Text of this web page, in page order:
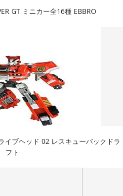
GT ミニカー全16種 EBBRO
イブヘッド 02 レスキューバックドラ
フト